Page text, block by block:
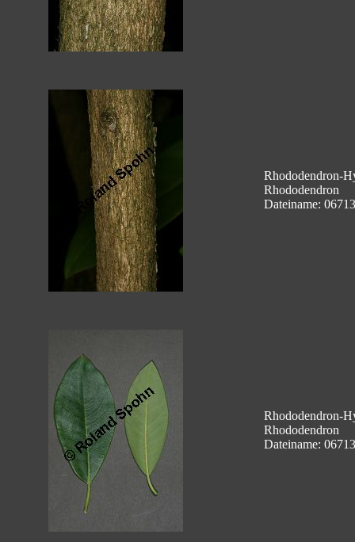
Rhododendron-
Rhododendron
Dateiname:
Rhododendron-
Rhododendron
Dateiname: